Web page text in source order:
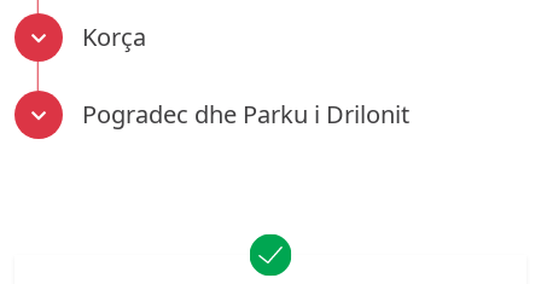
Korça
Pogradec dhe Parku i Drilonit